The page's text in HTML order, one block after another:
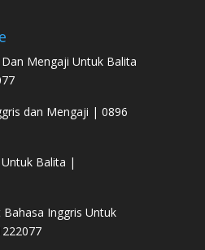
Mengaji Untuk Balita
dan Mengaji | 0896
Balita |
Bahasa Inggris Untuk